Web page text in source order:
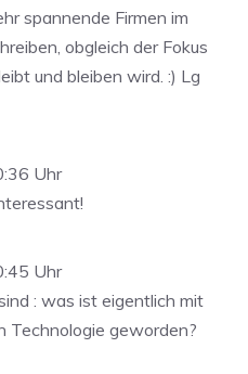
spannende Firmen im
obgleich der Fokus
und bleiben wird. :) Lg
Uhr
Uhr
: was ist eigentlich mit
Technologie geworden?